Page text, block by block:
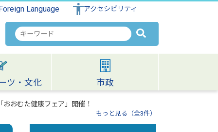
Language アクセシビリティ
検
索
キ
ワ
ー
ド
ツ・文化 市政
おむた健康フェア」開催！
もっと見る（全3件）